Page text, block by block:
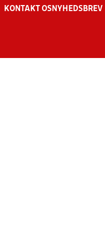
KONTAKT OS NYHEDSBREV